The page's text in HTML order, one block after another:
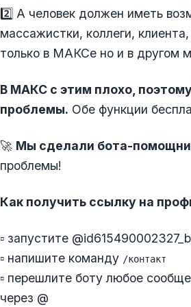
2️⃣ А человек должен иметь
массажистки, коллеги,
только в МАКСе но и в другом
В МАКС с этим плохо,
проблемы. Обе функции
🚀 Мы сделали бота-
проблемы!
Как получить ссылку на
▫️ запустите
▫️ напишите команду /контакт
▫️ перешлите боту любое
через @